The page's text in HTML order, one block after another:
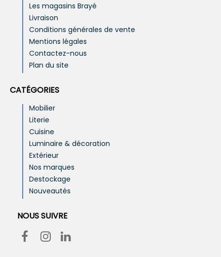
Les magasins Brayé
Livraison
Conditions générales de vente
Mentions légales
Contactez-nous
Plan du site
CATÉGORIES
Mobilier
Literie
Cuisine
Luminaire & décoration
Extérieur
Nos marques
Destockage
Nouveautés
NOUS SUIVRE